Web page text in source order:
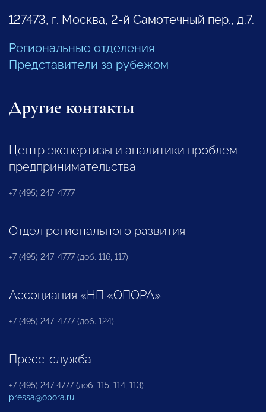
127473, г. Москва, 2-й Самотечный пер., д.7.
Региональные отделения
Представители за рубежом
Другие контакты
Центр экспертизы и аналитики проблем
предпринимательства
+7 (495) 247-4777
Отдел регионального развития
+7 (495) 247-4777 (доб. 116, 117)
Ассоциация «НП «ОПОРА»
+7 (495) 247-4777 (доб. 124)
Пресс-служба
+7 (495) 247 4777 (доб. 115, 114, 113)
pressa@opora.ru